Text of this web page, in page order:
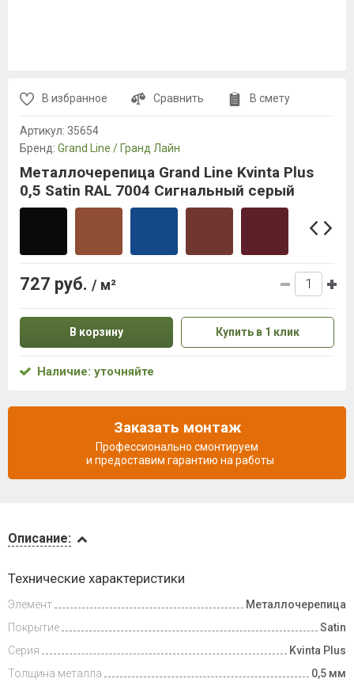
и оплата
Доп.
условия
Описание:
Технические характеристики
Элемент
Металлочерепица
Покрытие
Satin
Серия
Kvinta Plus
Толщина металла
0,5 мм
В избранное Сравнить В смету
Артикул: 35654
Бренд: Grand Line / Гранд Лайн
Металлочерепица Grand Line Kvinta Plus
0,5 Satin RAL 7004 Сигнальный серый
727 руб. / м²
В корзину Купить в 1 клик
Наличие: уточняйте
Заказать монтаж
Профессионально смонтируем
и предоставим гарантию на работы